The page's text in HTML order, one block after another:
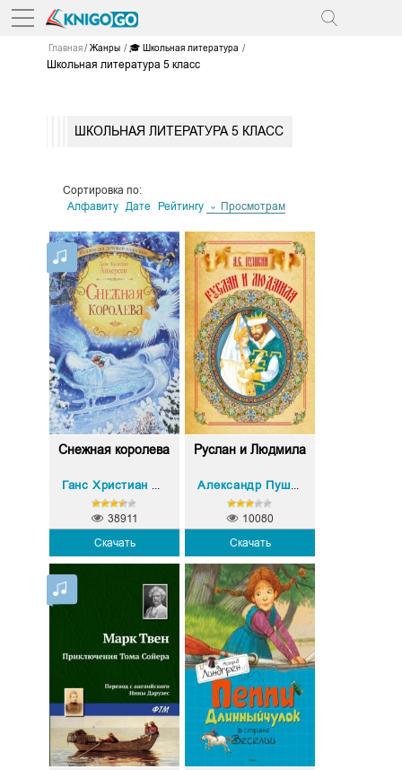
Главная Жанры 🎓 Школьная литература
Школьная литература 5 класс
ШКОЛЬНАЯ ЛИТЕРАТУРА 5 КЛАСС
Сортировка по:
Алфавиту
Дате Рейтингу Просмотрам
Снежная королева
Скачать
38911
Руслан и Людмила
Скачать
10080